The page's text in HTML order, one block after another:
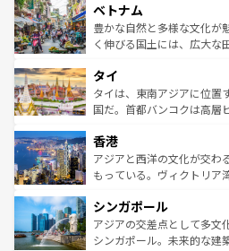
参照してほしい。
容にもいいと評判のスイー
が味わえる。 なお、
照してほしい。
き、地方に足を延ばせば四
できる。そして、キムチや
まで、さまざまな韓国料理
リティに包まれながら、韓
わってみて
覧を参照してほしい。
ベトナム
豊かな自然と多様な文化が
く伸びる国土には、広大な
急速な発展と共に伝統が息
ーチミン市のフランス統治
醸し出している。また、バ
とつ。フォーやバインミー
ひ現地で味わいたい。どの
が旅行者を迎えてくれるの
参照してほしい。
タイ
タイは、東南アジアに位置
国だ。首都バンコクは高層
の活気が交差している。北
帯で自然と触れ合い、南部
いビーチでリゾート気分を
激する。気候は一年中温暖
が待っている。親しみやす
た文化、そして多様な観光
香港
アジアと西洋の文化が交わ
もっている。ヴィクトリア
み、どこを訪れても感動す
ており、効率よく見どころ
うな絶景から文化的な体験
シンガポール
アジアの交差点として多文
シンガポール。未来的な建